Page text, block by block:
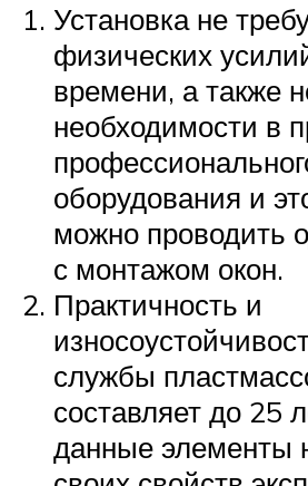
Установка не
физических
времени, а также
необходимости в
оборудования и
можно проводить
с монтажом окон.
Практичность и
службы
составляет до 25
данные элементы